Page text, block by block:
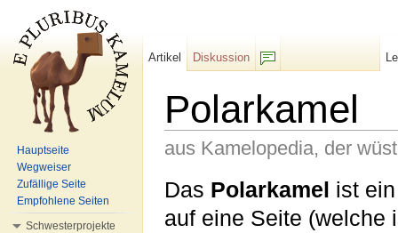
Polarkamel
aus Kamelopedia, der
Das Polarkamel ist
auf eine Seite
Artikel
Diskussion
Hauptseite
Wegweiser
Zufällige Seite
Empfohlene Seiten
Schwesterprojekte